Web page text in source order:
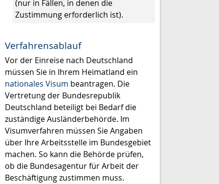
(nur in Fällen, in denen die
Zustimmung erforderlich ist).
Verfahrensablauf
Vor der Einreise nach Deutschland
müssen Sie in Ihrem Heimatland ein
nationales Visum beantragen. Die
Vertretung der Bundesrepublik
Deutschland beteiligt bei Bedarf die
zuständige Ausländerbehörde. Im
Visumverfahren müssen Sie Angaben
über Ihre Arbeitsstelle im Bundesgebiet
machen. So kann die Behörde prüfen,
ob die Bundesagentur für Arbeit der
Beschäftigung zustimmen muss.